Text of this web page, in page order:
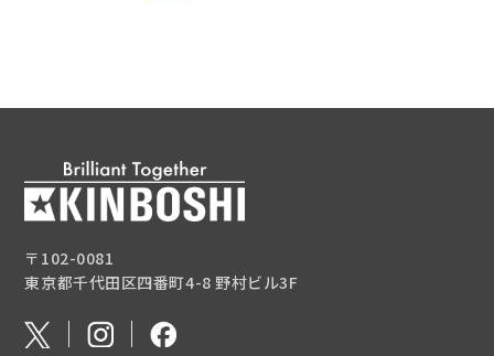
〒102-0081
東京都千代田区四番町4-8 野村ビル3F